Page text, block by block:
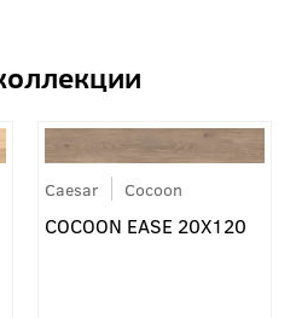
Caesar Cocoon
COCOON EASE 20X120